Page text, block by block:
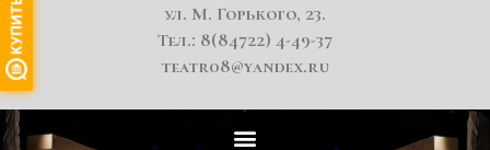
ул. М. Горького, 23.
Тел.: 8(84722) 4-49-37
teatr08@yandex.ru